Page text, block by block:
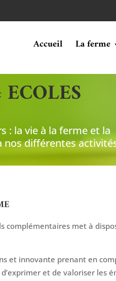
Accueil La ferme
: la vie à la ferme et la
différentes
complémentaires met à
et innovante prenant en
et de valoriser les